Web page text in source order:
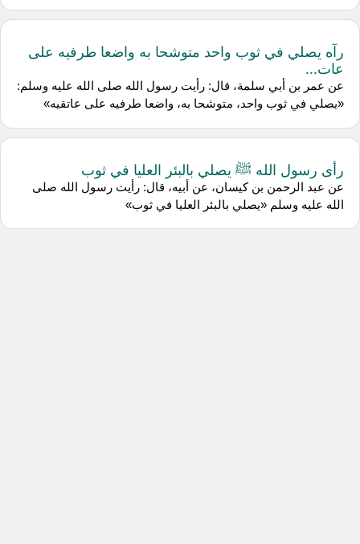
رآه يصلي في ثوب واحد متوشحا به واضعا طرفيه على
عات...
عن عمر بن أبي سلمة، قال: رأيت رسول الله صلى الله عليه وسلم:
«يصلي في ثوب واحد، متوشحا به، واضعا طرفيه على عاتقيه»
رأى رسول الله ﷺ يصلي بالبئر العليا في ثوب
عن عبد الرحمن بن كيسان، عن أبيه، قال: رأيت رسول الله صلى
الله عليه وسلم «يصلي بالبئر العليا في ثوب»